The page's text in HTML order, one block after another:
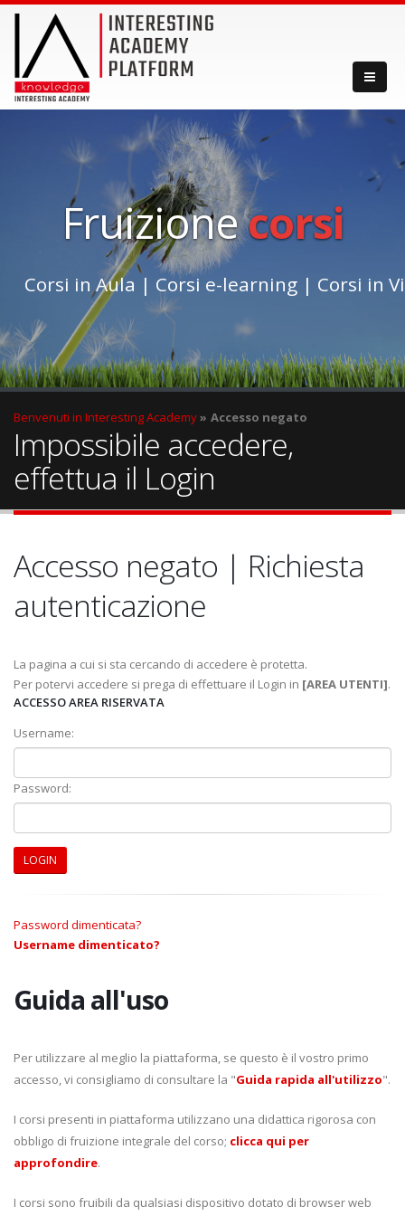
Fruizionecorsi
Corsi in Aula | Corsi e-learning | Corsi in
Benvenuti in Interesting Academy Accesso negato
Impossibile accedere,
effettua il Login
Accesso negato | Richiesta
autenticazione
La pagina a cui si sta cercando di accedere è protetta.
Per potervi accedere si prega di effettuare il Login in [AREA UTENTI].
ACCESSO AREA RISERVATA
Username:
Password:
LOGIN
Password dimenticata?
Username dimenticato?
Guida all'uso
Per utilizzare al meglio la piattaforma, se questo è il vostro primo
accesso, vi consigliamo di consultare la "Guida rapida all'utilizzo".
I corsi presenti in piattaforma utilizzano una didattica rigorosa con
obbligo di fruizione integrale del corso; clicca qui per
approfondire.
I corsi sono fruibili da qualsiasi dispositivo dotato di browser web